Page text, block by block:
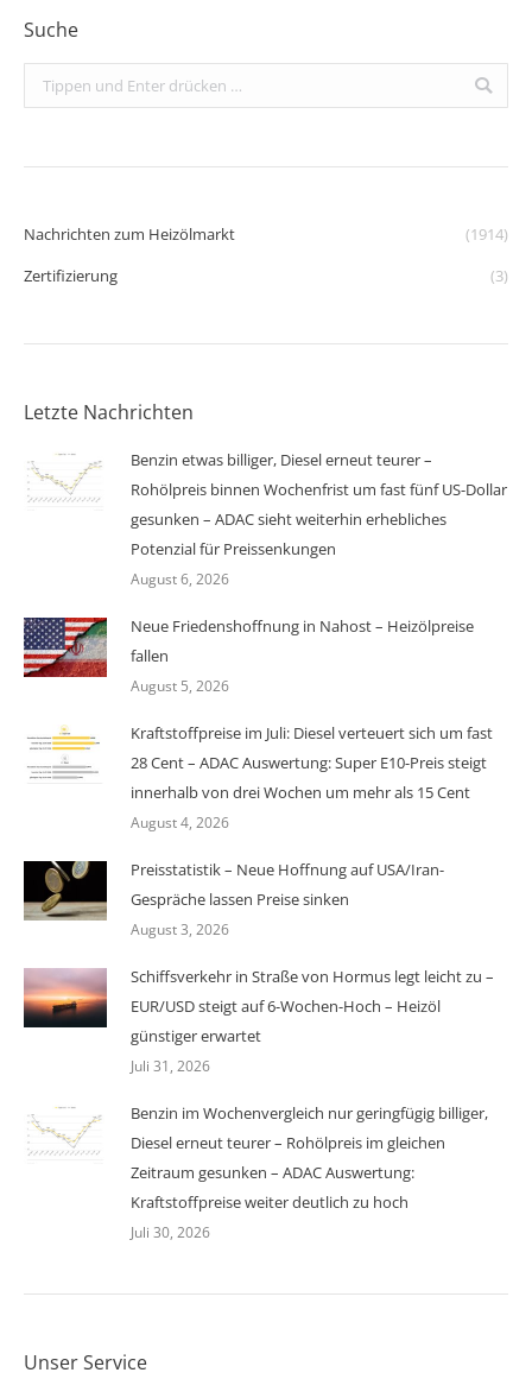
Suche
Search:
Nachrichten zum Heizölmarkt
(1914)
Zertifizierung
(3)
Letzte Nachrichten
Benzin etwas billiger, Diesel erneut teurer –
Rohölpreis binnen Wochenfrist um fast fünf US-Dollar
gesunken – ADAC sieht weiterhin erhebliches
Potenzial für Preissenkungen
August 6, 2026
Neue Friedenshoffnung in Nahost – Heizölpreise
fallen
August 5, 2026
Kraftstoffpreise im Juli: Diesel verteuert sich um fast
28 Cent – ADAC Auswertung: Super E10-Preis steigt
innerhalb von drei Wochen um mehr als 15 Cent
August 4, 2026
Preisstatistik – Neue Hoffnung auf USA/Iran-
Gespräche lassen Preise sinken
August 3, 2026
Schiffsverkehr in Straße von Hormus legt leicht zu –
EUR/USD steigt auf 6-Wochen-Hoch – Heizöl
günstiger erwartet
Juli 31, 2026
Benzin im Wochenvergleich nur geringfügig billiger,
Diesel erneut teurer – Rohölpreis im gleichen
Zeitraum gesunken – ADAC Auswertung:
Kraftstoffpreise weiter deutlich zu hoch
Juli 30, 2026
Unser Service